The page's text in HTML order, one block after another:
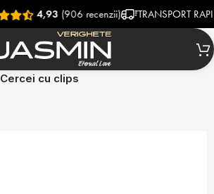
4,93(906 recenzii) TRANSPORT RAPID SI
Cercei cu clips